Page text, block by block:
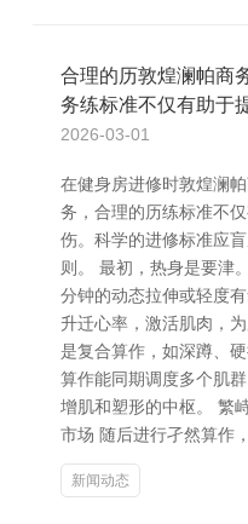
合理的历敦煌澜帕商
务练标准不仅有助于
2026-03-01
在健身房进修时敦煌澜
务，合理的历练标准不
伤。科学的进修标准应
则。 最初，热身是要津
分钟的动态拉伸或轻度
升迁心率，激活肌肉，
是复合算作，如深蹲、
算作能同期调度多个肌
增肌和塑形的中枢。 繁
市场 随后进行孑然算作
新闻动态